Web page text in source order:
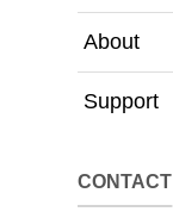
About
Support
CONTACT